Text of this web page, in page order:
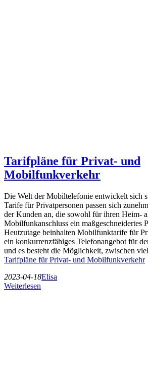
Tarifpläne für Privat- und
Mobilfunkverkehr
Die Welt der Mobiltelefonie entwickelt sich
Tarife für Privatpersonen passen sich
der Kunden an, die sowohl für ihren Heim-
Mobilfunkanschluss ein maßgeschneidertes
Heutzutage beinhalten Mobilfunktarife für
ein konkurrenzfähiges Telefonangebot für
und es besteht die Möglichkeit, zwischen
Tarifpläne für Privat- und Mobilfunkverkehr
2023-04-18Elisa
Weiterlesen